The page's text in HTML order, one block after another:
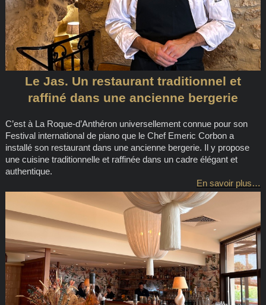
Le Jas. Un restaurant traditionnel et
raffiné dans une ancienne bergerie
C’est à La Roque-d’Anthéron universellement connue pour son
Festival international de piano que le Chef Emeric Corbon a
installé son restaurant dans une ancienne bergerie. Il y propose
une cuisine traditionnelle et raffinée dans un cadre élégant et
authentique.
En savoir plus…